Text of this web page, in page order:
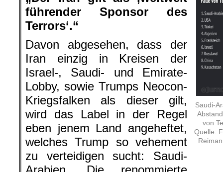
Saudi-
von
Quelle:
führender Sponsor des
Terrors‘.“
Davon abgesehen, dass der
Iran einzig in Kreisen der
Israel-, Saudi- und Emirate-
Lobby, sowie Trumps Neocon-
Kriegsfalken als dieser gilt,
wird das Label in der Regel
eben jenem Land angeheftet,
welches Trump so vehement
zu verteidigen sucht: Saudi-